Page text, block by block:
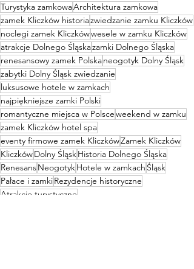
Turystyka zamkowaArchitektura zamkowa
zamek Kliczków historiazwiedzanie zamku Kliczków
noclegi zamek Kliczkówwesele w zamku Kliczków
atrakcje Dolnego Śląskazamki Dolnego Śląska
renesansowy zamek Polskaneogotyk Dolny Śląsk
zabytki Dolny Śląsk zwiedzanie
luksusowe hotele w zamkach
najpiękniejsze zamki Polski
romantyczne miejsca w Polsceweekend w zamku
zamek Kliczków hotel spa
eventy firmowe zamek KliczkówZamek Kliczków
KliczkówDolny ŚląskHistoria Dolnego Śląska
RenesansNeogotykHotele w zamkach Śląsk
Pałace i zamkiRezydencje historyczne
Atrakcje turystyczne